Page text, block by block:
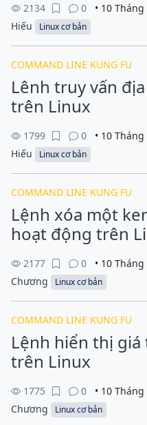
2134 0 • 10
Hiếu
Linux cơ bản
COMMAND LINE KUNG FU
Lênh truy vấn
trên Linux
1799 0 • 10
Hiếu
Linux cơ bản
COMMAND LINE KUNG FU
Lệnh xóa một
hoạt động trên
2177 0 • 10
Chương
Linux cơ bản
COMMAND LINE KUNG FU
Lệnh hiển thị
trên Linux
1775 0 • 10
Chương
Linux cơ bản